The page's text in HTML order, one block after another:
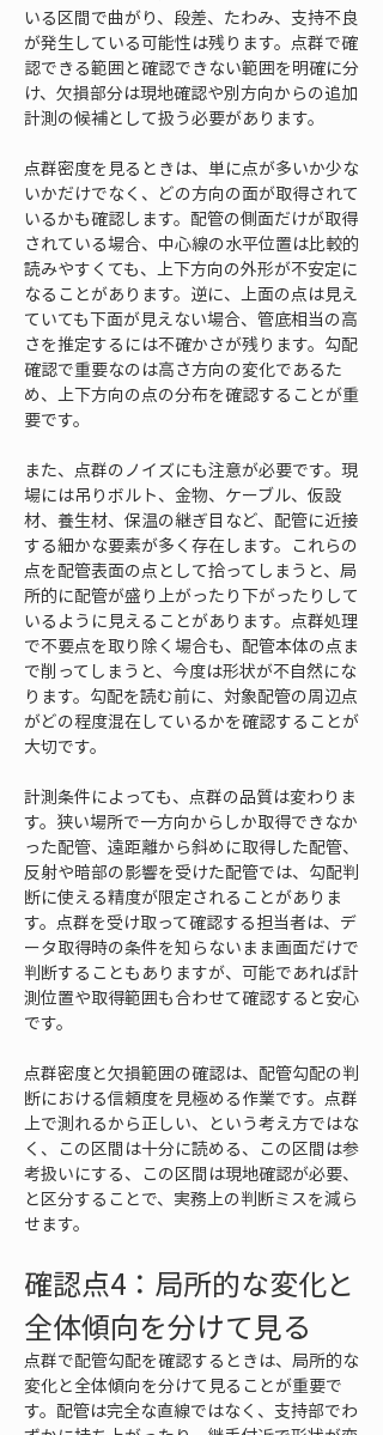
いる区間で曲がり、段差、たわみ、支持不良
が発生している可能性は残ります。点群で確
認できる範囲と確認できない範囲を明確に分
け、欠損部分は現地確認や別方向からの追加
計測の候補として扱う必要があります。
点群密度を見るときは、単に点が多いか少な
いかだけでなく、どの方向の面が取得されて
いるかも確認します。配管の側面だけが取得
されている場合、中心線の水平位置は比較的
読みやすくても、上下方向の外形が不安定に
なることがあります。逆に、上面の点は見え
ていても下面が見えない場合、管底相当の高
さを推定するには不確かさが残ります。勾配
確認で重要なのは高さ方向の変化であるた
め、上下方向の点の分布を確認することが重
要です。
また、点群のノイズにも注意が必要です。現
場には吊りボルト、金物、ケーブル、仮設
材、養生材、保温の継ぎ目など、配管に近接
する細かな要素が多く存在します。これらの
点を配管表面の点として拾ってしまうと、局
所的に配管が盛り上がったり下がったりして
いるように見えることがあります。点群処理
で不要点を取り除く場合も、配管本体の点ま
で削ってしまうと、今度は形状が不自然にな
ります。勾配を読む前に、対象配管の周辺点
がどの程度混在しているかを確認することが
大切です。
計測条件によっても、点群の品質は変わりま
す。狭い場所で一方向からしか取得できなか
った配管、遠距離から斜めに取得した配管、
反射や暗部の影響を受けた配管では、勾配判
断に使える精度が限定されることがありま
す。点群を受け取って確認する担当者は、デ
ータ取得時の条件を知らないまま画面だけで
判断することもありますが、可能であれば計
測位置や取得範囲も合わせて確認すると安心
です。
点群密度と欠損範囲の確認は、配管勾配の判
断における信頼度を見極める作業です。点群
上で測れるから正しい、という考え方ではな
く、この区間は十分に読める、この区間は参
考扱いにする、この区間は現地確認が必要、
と区分することで、実務上の判断ミスを減ら
せます。
確認点4：局所的な変化と
全体傾向を分けて見る
点群で配管勾配を確認するときは、局所的な
変化と全体傾向を分けて見ることが重要で
す。配管は完全な直線ではなく、支持部でわ